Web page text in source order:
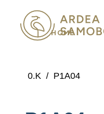
HOME
0.K / P1A04